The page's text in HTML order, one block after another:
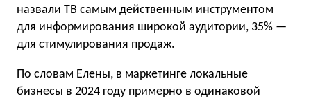
назвали ТВ самым действенным инструментом
для информирования широкой аудитории, 35% —
для стимулирования продаж.
По словам Елены, в маркетинге локальные
бизнесы в 2024 году примерно в одинаковой